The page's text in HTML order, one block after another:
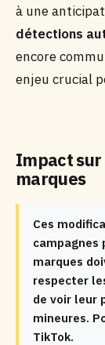
à une
détections
encore
enjeu crucial
Impact
marques
Ces
marques
respecter
de voir leur
mineures.
TikTok.